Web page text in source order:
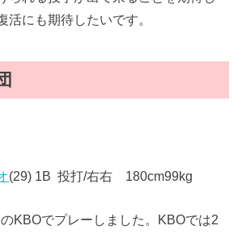
活にも期待したいです。
(29) 1B 投打/右右 180cm99kg
KBOでプレーしました。KBOでは2